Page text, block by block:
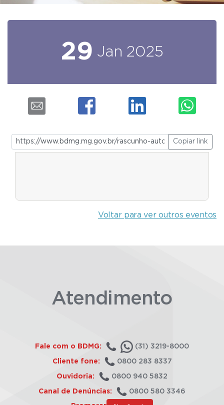
29 Jan 2025
Copiar link
Voltar para ver outros eventos
Atendimento
Fale com o BDMG: (31) 3219-8000
Cliente fone: 0800 283 8337
Ouvidoria: 0800 940 5832
Canal de Denúncias: 0800 580 3346